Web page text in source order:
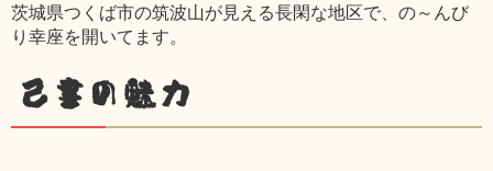
茨城県つくば市の筑波山が見える長閑な地区で、の～んび
り幸座を開いてます。
己書の魅力